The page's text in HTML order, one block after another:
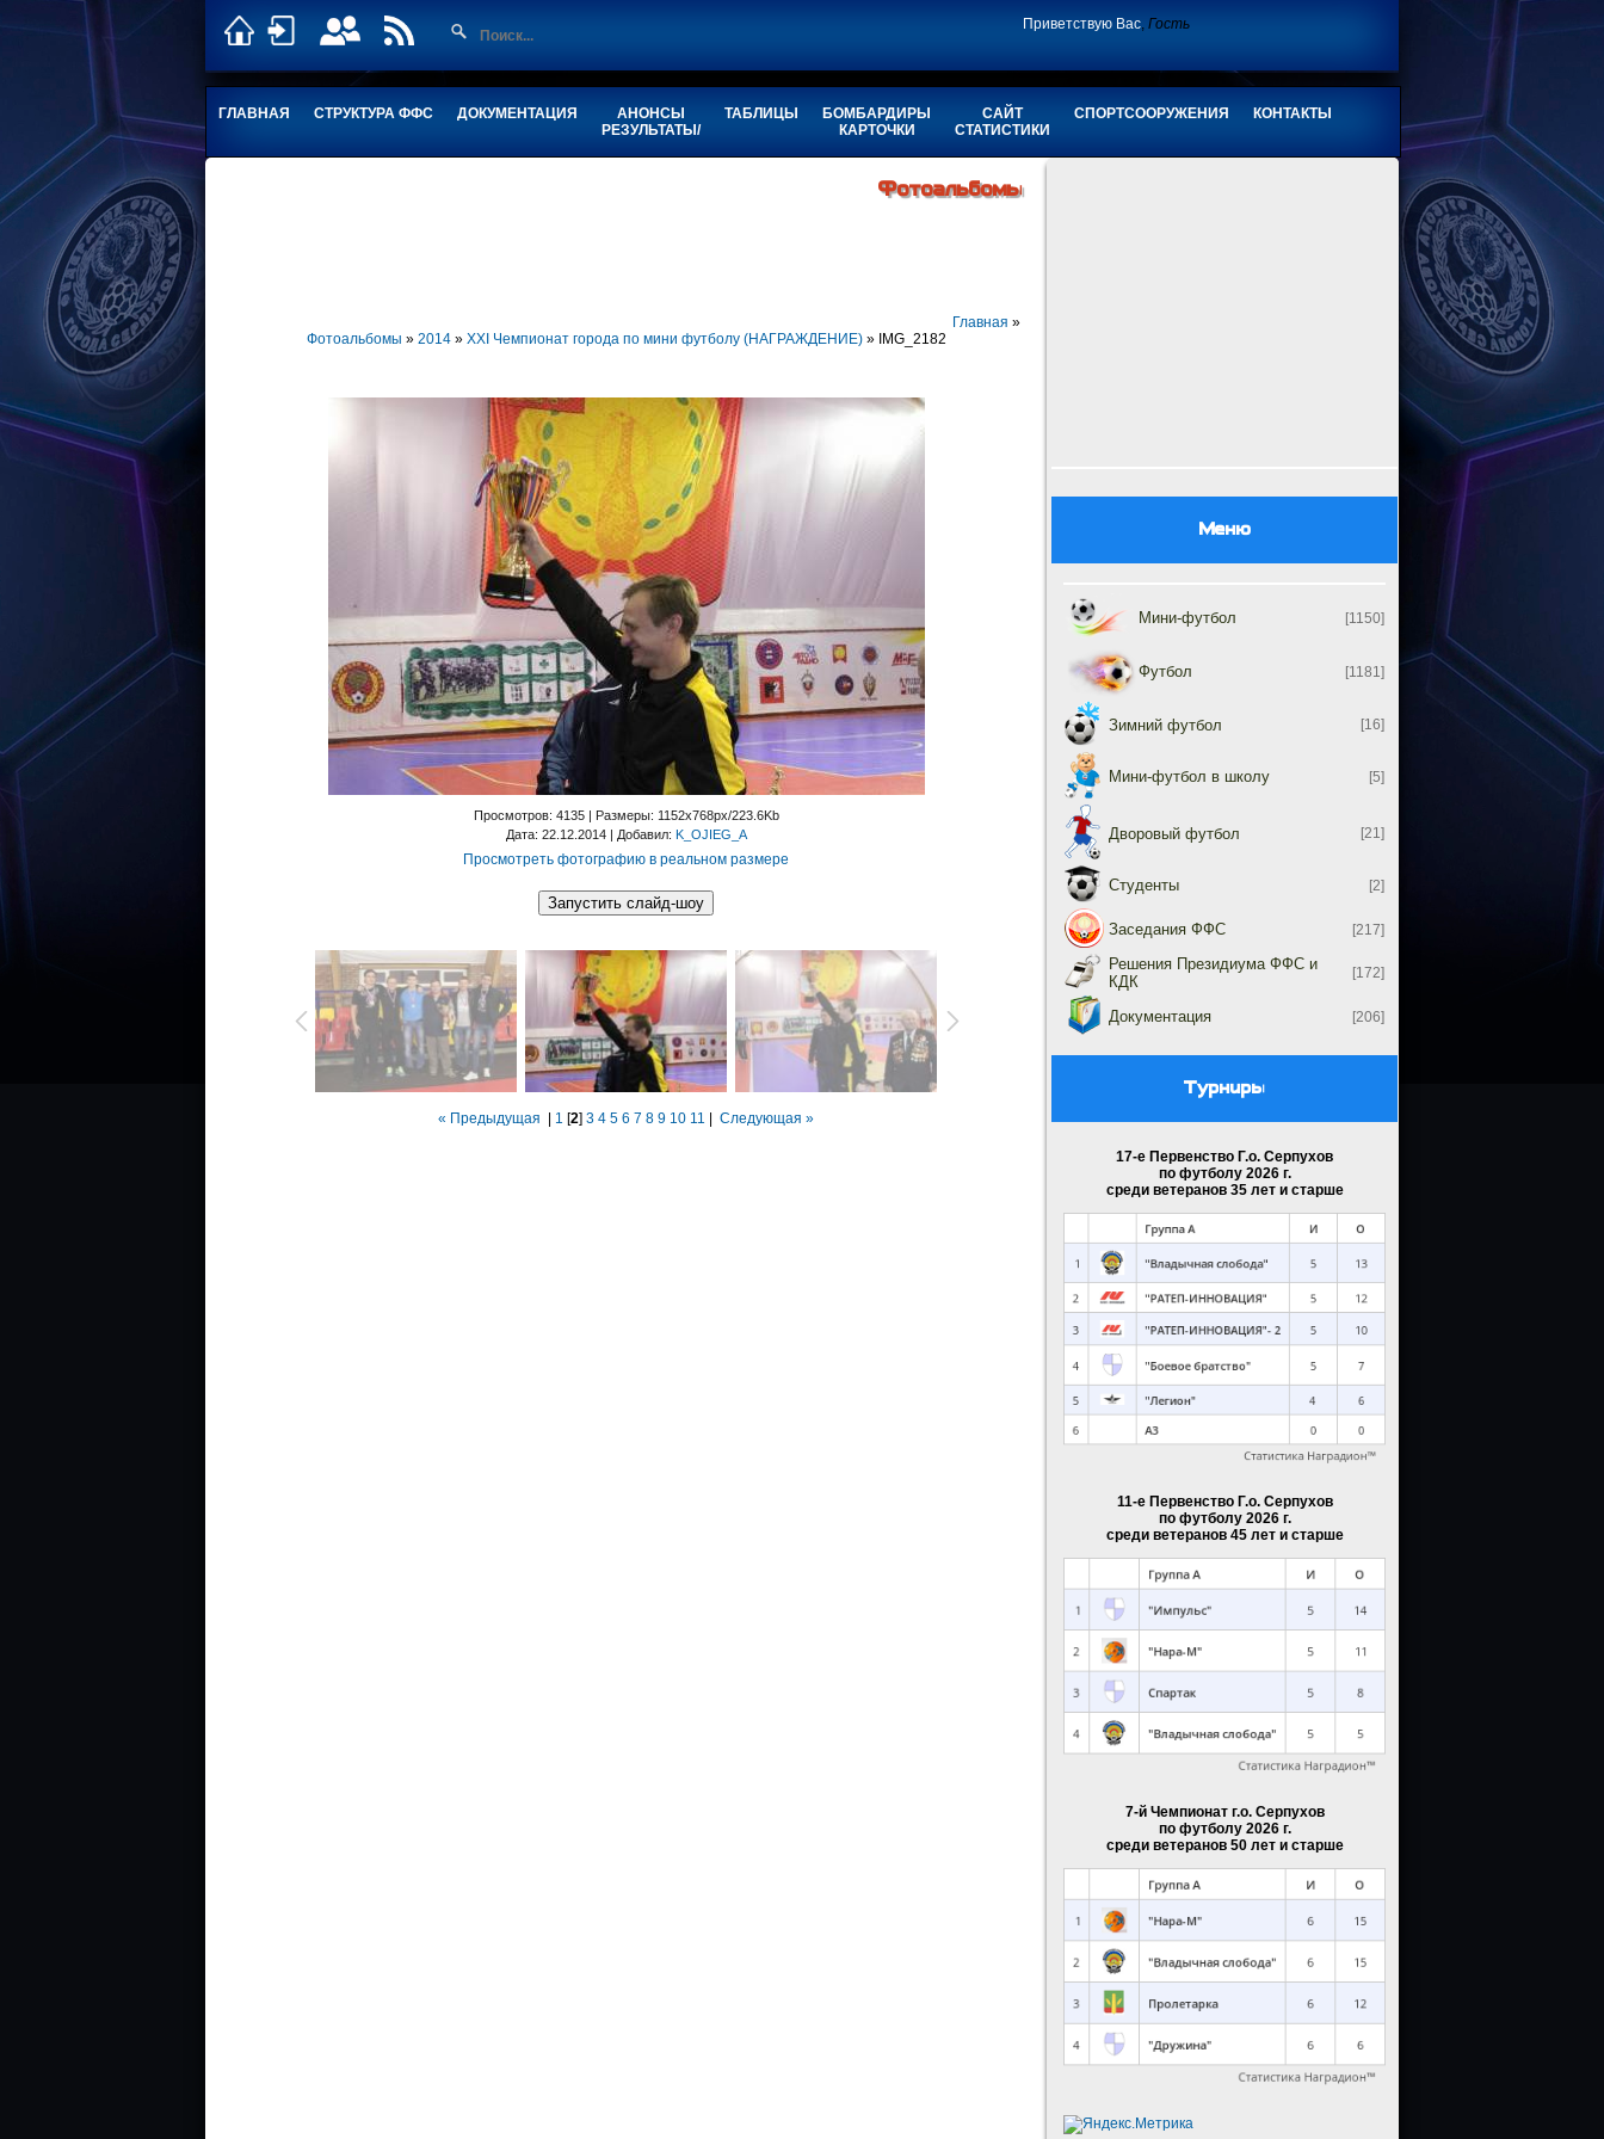
Приветствую Вас,Гость
ГЛАВНАЯ СТРУКТУРА ФФС ДОКУМЕНТАЦИЯ
АНОНСЫ
РЕЗУЛЬТАТЫ/
ТАБЛИЦЫ
БОМБАРДИРЫ
КАРТОЧКИ
САЙТ
СТАТИСТИКИ
СПОРТСООРУЖЕНИЯ КОНТАКТЫ
Фотоальбомы
Главная »
Фотоальбомы » 2014» XXI Чемпионат города по мини футболу (НАГРАЖДЕНИЕ)» IMG_2182
Просмотров: 4135 | Размеры: 1152x768px/223.6Kb
Дата: 22.12.2014 | Добавил: K_OJIEG_A
Просмотреть фотографию в реальном размере
« Предыдущая 1 [2] 3 4 5 6 7 8 9 10 11 Следующая »
Меню
Мини-футбол [1150]
Футбол [1181]
Зимний футбол [16]
Мини-футбол в школу [5]
Дворовый футбол [21]
Студенты [2]
Заседания ФФС [217]
Решения Президиума ФФС и
КДК
[172]
Документация [206]
Турниры
17-е Первенство Г.о. Серпухов
по футболу 2026 г.
среди ветеранов 35 лет и старше
11-е Первенство Г.о. Серпухов
по футболу 2026 г.
среди ветеранов 45 лет и старше
7-й Чемпионат г.о. Серпухов
по футболу 2026 г.
среди ветеранов 50 лет и старше